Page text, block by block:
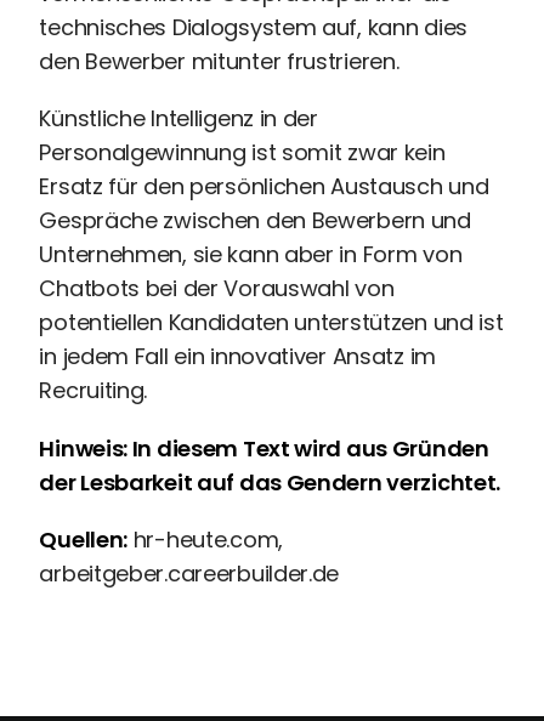
technisches Dialogsystem auf, kann dies
den Bewerber mitunter frustrieren.
Künstliche Intelligenz in der
Personalgewinnung ist somit zwar kein
Ersatz für den persönlichen Austausch und
Gespräche zwischen den Bewerbern und
Unternehmen, sie kann aber in Form von
Chatbots bei der Vorauswahl von
potentiellen Kandidaten unterstützen und ist
in jedem Fall ein innovativer Ansatz im
Recruiting.
Hinweis: In diesem Text wird aus Gründen
der Lesbarkeit auf das Gendern verzichtet.
Quellen: hr-heute.com,
arbeitgeber.careerbuilder.de